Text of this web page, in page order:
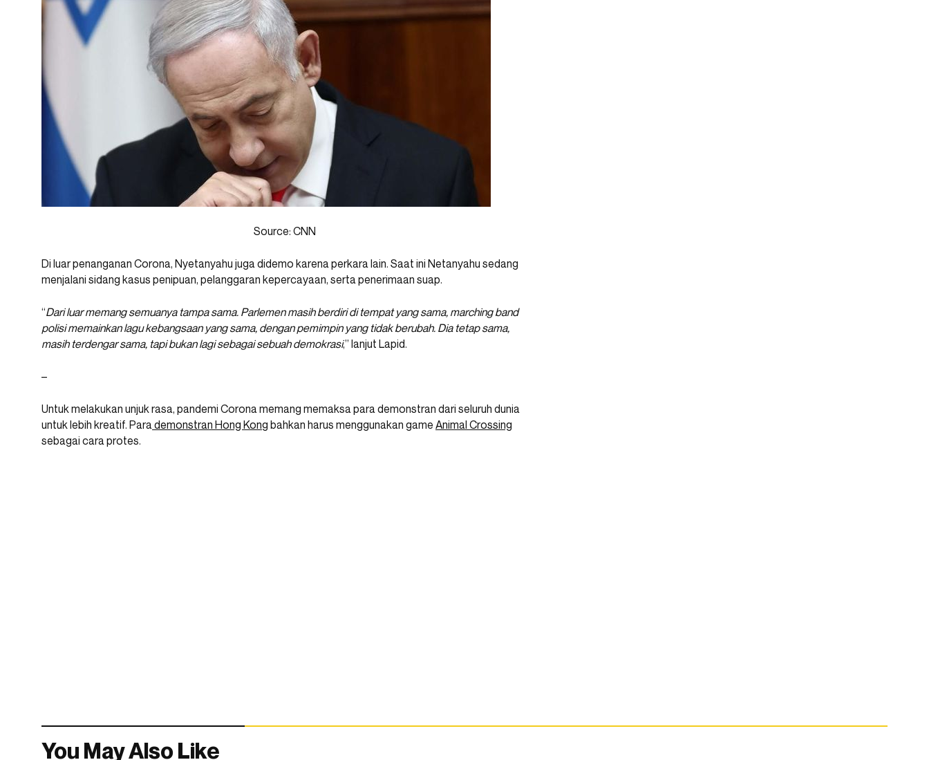
Source: CNN
Di luar penanganan Corona, Nyetanyahu juga didemo karena perkara lain. Saat ini Netanyahu sedang
menjalani sidang kasus penipuan, pelanggaran kepercayaan, serta penerimaan suap.
“Dari luar memang semuanya tampa sama. Parlemen masih berdiri di tempat yang sama, marching band
polisi memainkan lagu kebangsaan yang sama, dengan pemimpin yang tidak berubah. Dia tetap sama,
masih terdengar sama, tapi bukan lagi sebagai sebuah demokrasi,” lanjut Lapid.
–
Untuk melakukan unjuk rasa, pandemi Corona memang memaksa para demonstran dari seluruh dunia
untuk lebih kreatif. Parademonstran Hong Kong bahkan harus menggunakan game Animal Crossing
sebagai cara protes.
You May Also Like